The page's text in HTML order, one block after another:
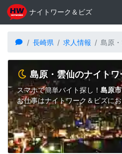
長崎県 求人情報 島原
島原・雲仙のナイトワ
スマホで簡単バイト探し！ 島原
お仕事はナイトワーク＆ビズに
ナイトワーク＆ビズ